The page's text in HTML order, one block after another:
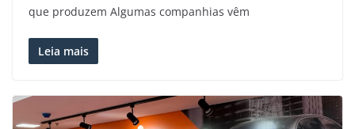
que produzem Algumas companhias vêm
Leia mais